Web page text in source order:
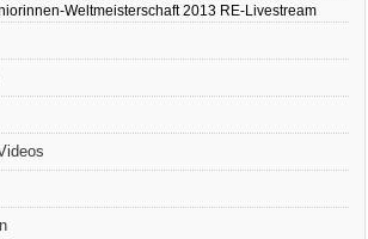
Weltmeisterschaft 2013 RE-Livestream